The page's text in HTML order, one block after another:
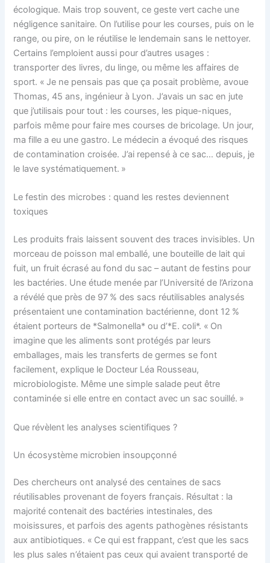
écologique. Mais trop souvent, ce geste vert cache une
négligence sanitaire. On l’utilise pour les courses, puis on le
range, ou pire, on le réutilise le lendemain sans le nettoyer.
Certains l’emploient aussi pour d’autres usages :
transporter des livres, du linge, ou même les affaires de
sport. « Je ne pensais pas que ça posait problème, avoue
Thomas, 45 ans, ingénieur à Lyon. J’avais un sac en jute
que j’utilisais pour tout : les courses, les pique-niques,
parfois même pour faire mes courses de bricolage. Un jour,
ma fille a eu une gastro. Le médecin a évoqué des risques
de contamination croisée. J’ai repensé à ce sac… depuis, je
le lave systématiquement. »
Le festin des microbes : quand les restes deviennent
toxiques
Les produits frais laissent souvent des traces invisibles. Un
morceau de poisson mal emballé, une bouteille de lait qui
fuit, un fruit écrasé au fond du sac – autant de festins pour
les bactéries. Une étude menée par l’Université de l’Arizona
a révélé que près de 97 % des sacs réutilisables analysés
présentaient une contamination bactérienne, dont 12 %
étaient porteurs de *Salmonella* ou d’*E. coli*. « On
imagine que les aliments sont protégés par leurs
emballages, mais les transferts de germes se font
facilement, explique le Docteur Léa Rousseau,
microbiologiste. Même une simple salade peut être
contaminée si elle entre en contact avec un sac souillé. »
Que révèlent les analyses scientifiques ?
Un écosystème microbien insoupçonné
Des chercheurs ont analysé des centaines de sacs
réutilisables provenant de foyers français. Résultat : la
majorité contenait des bactéries intestinales, des
moisissures, et parfois des agents pathogènes résistants
aux antibiotiques. « Ce qui est frappant, c’est que les sacs
les plus sales n’étaient pas ceux qui avaient transporté de